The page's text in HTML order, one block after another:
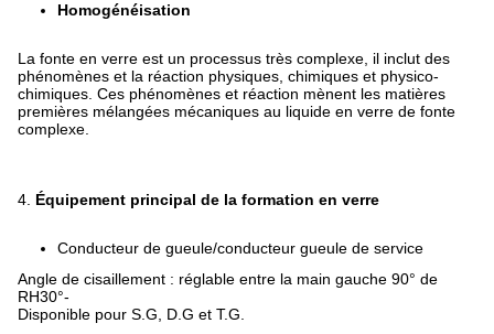
Homogénéisation
La fonte en verre est un processus très complexe, il inclut des
phénomènes et la réaction physiques, chimiques et physico-
chimiques. Ces phénomènes et réaction mènent les matières
premières mélangées mécaniques au liquide en verre de fonte
complexe.
4. Équipement principal de la formation en verre
Conducteur de gueule/conducteur gueule de service
Angle de cisaillement : réglable entre la main gauche 90° de
RH30°-
Disponible pour S.G, D.G et T.G.